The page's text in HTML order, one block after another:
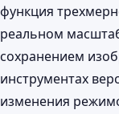
функция
реальном
сохранением
инструментах
изменения